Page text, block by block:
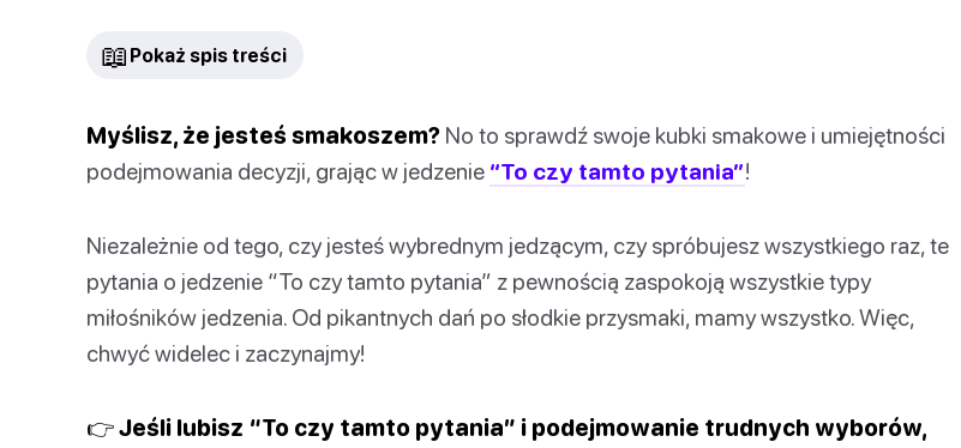
📖 Pokaż spis treści
Myślisz, że jesteś smakoszem? No to sprawdź swoje kubki smakowe i umiejętności
podejmowania decyzji, grając w jedzenie “To czy tamto pytania”!
Niezależnie od tego, czy jesteś wybrednym jedzącym, czy spróbujesz wszystkiego raz, te
pytania o jedzenie “To czy tamto pytania” z pewnością zaspokoją wszystkie typy
miłośników jedzenia. Od pikantnych dań po słodkie przysmaki, mamy wszystko. Więc,
chwyć widelec i zaczynajmy!
👉 Jeśli lubisz “To czy tamto pytania” i podejmowanie trudnych wyborów,